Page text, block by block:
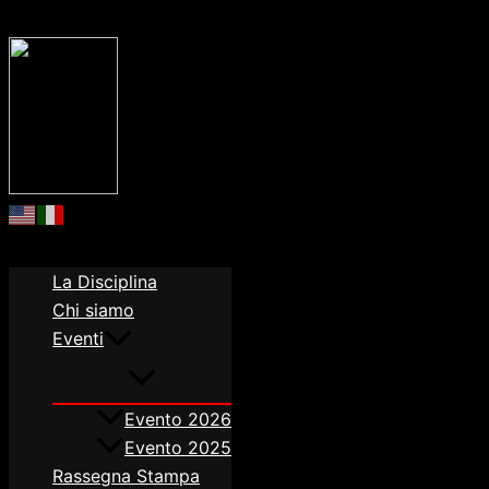
La Disciplina
Chi siamo
Eventi
Evento 2026
Evento 2025
Rassegna Stampa